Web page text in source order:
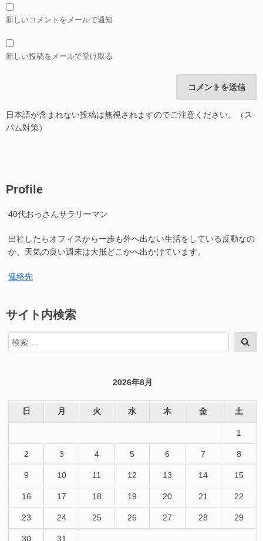
新しいコメントをメールで通知
新しい投稿をメールで受け取る
日本語が含まれない投稿は無視されますのでご注意ください。（ス
パム対策）
Profile
40代おっさんサラリーマン
出社したらオフィスから一歩も外へ出ない生活をしている反動なの
か、天気の良い週末は大抵どこかへ出かけています。
連絡先
サイト内検索
検
索
索
2026年8月
日 月 火 水 木 金 土
1
2 3 4 5 6 7 8
9 10 11 12 13 14 15
16 17 18 19 20 21 22
23 24 25 26 27 28 29
30 31